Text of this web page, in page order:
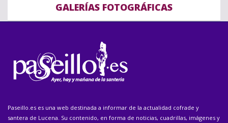
GALERÍAS FOTOGRÁFICAS
Paseillo.es es una web destinada a informar de la actualidad cofrade y
santera de Lucena. Su contenido, en forma de noticias, cuadrillas, imágenes y